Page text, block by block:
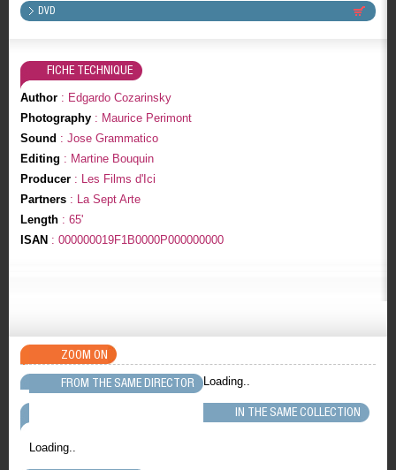
DVD
FICHE TECHNIQUE
Author: Edgardo Cozarinsky
Photography: Maurice Perimont
Sound : Jose Grammatico
Editing : Martine Bouquin
Producer: Les Films d'Ici
Partners: La Sept Arte
Length: 65'
ISAN : 000000019F1B0000P000000000
ZOOM ON
FROM THE SAME DIRECTOR
Loading..
IN THE SAME COLLECTION
Loading..